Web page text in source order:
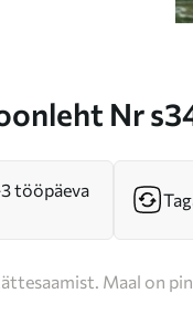
Nr
tööpäeva
Maal on